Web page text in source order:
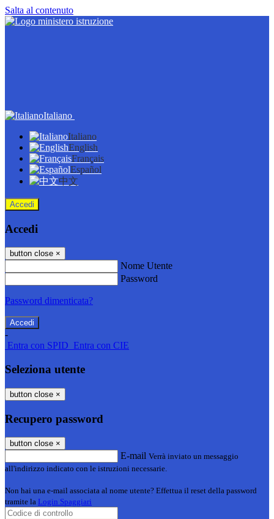
Salta al contenuto
Italiano
Italiano
English
Français
Español
中文
Accedi
Accedi
button close ×
Nome Utente
Password
Password dimenticata?
-
Entra con SPID Entra con CIE
Seleziona utente
button close ×
Recupero password
button close ×
E-mail Verrà inviato un messaggio
all'indirizzo indicato con le istruzioni necessarie.
Non hai una e-mail associata al nome utente? Effettua il reset della password
tramite la Login Spaggiari